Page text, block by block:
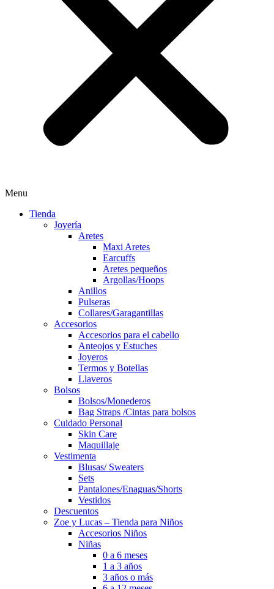
Menu
Tienda
Joyería
Aretes
Maxi Aretes
Earcuffs
Aretes pequeños
Argollas/Hoops
Anillos
Pulseras
Collares/Garagantillas
Accesorios
Accesorios para el cabello
Anteojos y Estuches
Joyeros
Termos y Botellas
Llaveros
Bolsos
Bolsos/Monederos
Bag Straps /Cintas para bolsos
Cuidado Personal
Skin Care
Maquillaje
Vestimenta
Blusas/ Sweaters
Sets
Pantalones/Enaguas/Shorts
Vestidos
Descuentos
Zoe y Lucas – Tienda para Niños
Accesorios Niños
Niñas
0 a 6 meses
1 a 3 años
3 años o más